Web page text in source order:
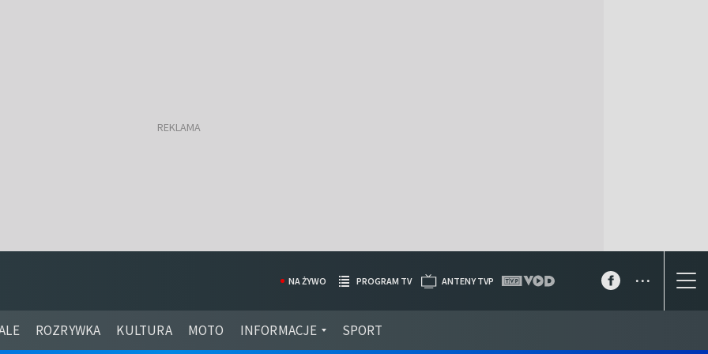
ROZRYWKA KULTURA MOTO INFORMACJE SPORT
NA ŻYWO PROGRAM TV ANTENY TVP ...